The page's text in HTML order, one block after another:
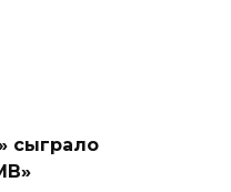
сыграло